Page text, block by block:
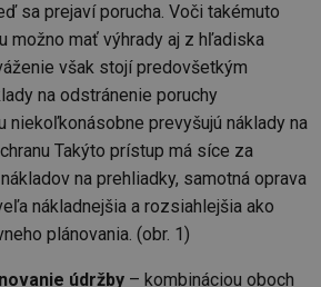
sa prejaví porucha. Voči takémuto
možno mať výhrady aj z hľadiska
však stojí predovšetkým
na odstránenie poruchy
niekoľkonásobne prevyšujú náklady na
Takýto prístup má síce za
na prehliadky, samotná oprava
nákladnejšia a rozsiahlejšia ako
plánovania. (obr. 1)
údržby – kombináciou oboch